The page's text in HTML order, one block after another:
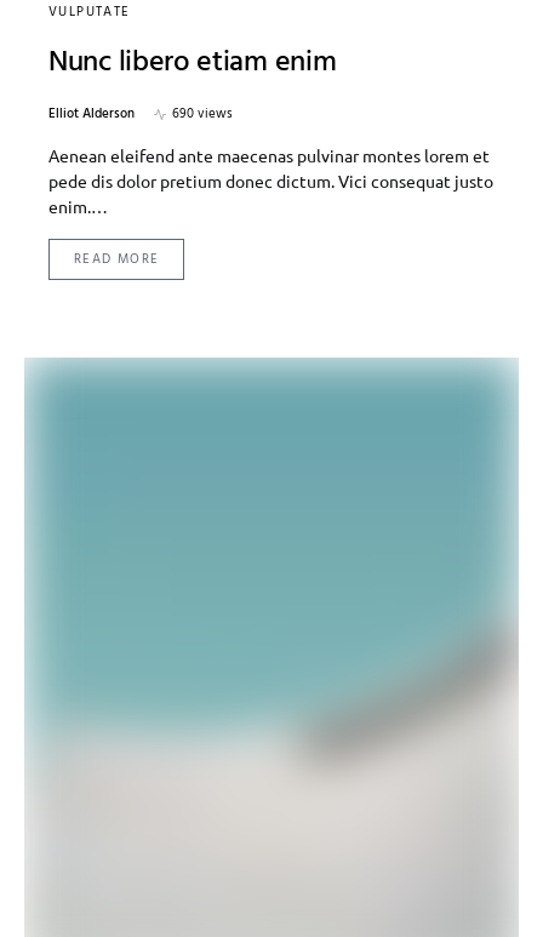
VULPUTATE
Nunc libero etiam enim
Elliot Alderson
690 views
Aenean eleifend ante maecenas pulvinar montes lorem et
pede dis dolor pretium donec dictum. Vici consequat justo
enim.…
READ MORE